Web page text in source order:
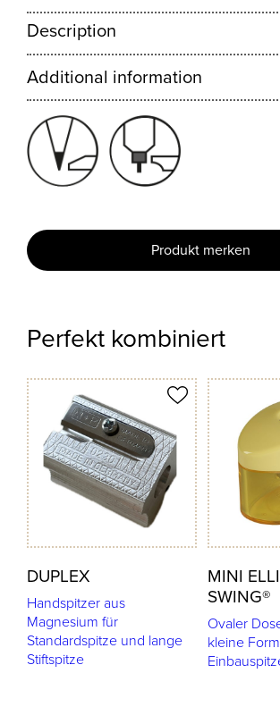
Description
Additional information
Produkt merken
Perfekt kombiniert
DUPLEX
Handspitzer aus
Magnesium für
Standardspitze und lange
Stiftspitze
merken
MINI
SWING®
Ovaler
kleine
Produkt merken